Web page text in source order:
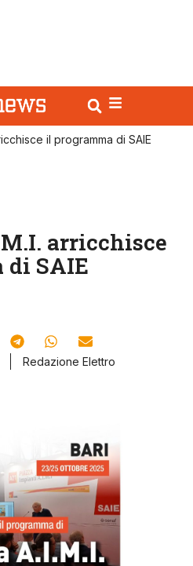
il programma di SAIE
arricchisce
SAIE
Redazione Elettro